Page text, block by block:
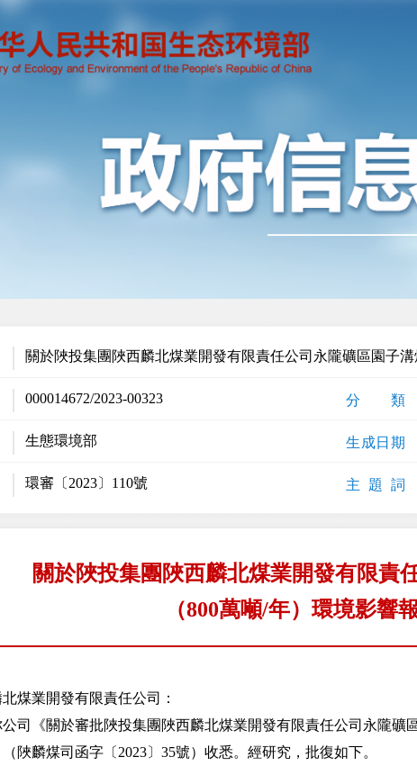
關於陜投集團陜西麟北煤業開發有限責任公司永隴礦區園子
000014672/2023-00323 分 類
生態環境部 生成日期
環審〔2023〕110號 主 題 詞
關於陜投集團陜西麟北煤業開發有限責
（800萬噸/年）環境影響
煤業開發有限責任公司：
《關於審批陜投集團陜西麟北煤業開發有限責任公司永隴礦
陜麟煤司函字〔2023〕35號）收悉。經研究，批復如下。